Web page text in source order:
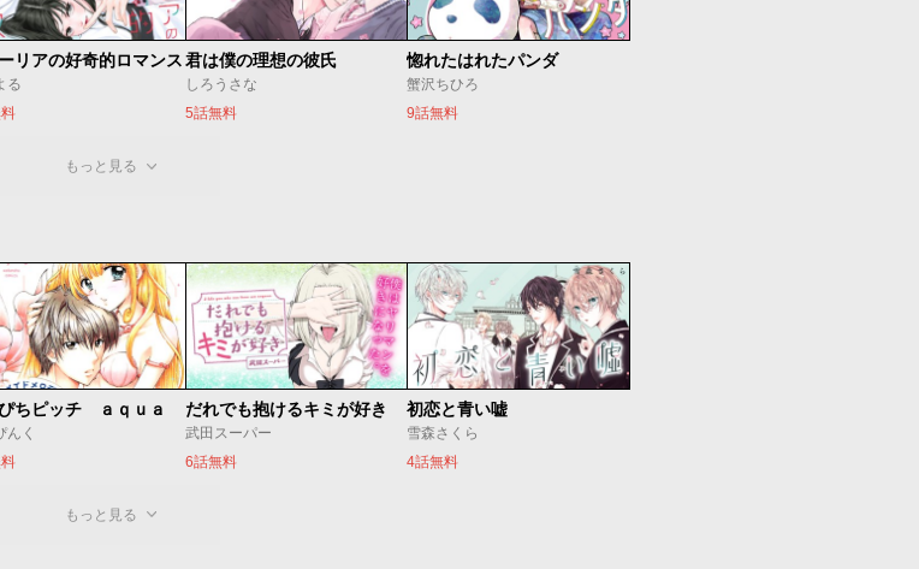
リアの好奇的ロマンス
る
君は僕の理想の彼氏
しろうさな
5話無料
惚れたはれたパンダ
蟹沢ちひろ
9話無料
もっと見る
ちピッチ ａｑｕａ
んく
だれでも抱けるキミが好き
武田スーパー
6話無料
初恋と青い嘘
雪森さくら
4話無料
もっと見る